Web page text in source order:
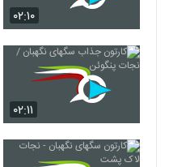
۰۲:۱۰
۰۲:۱۱